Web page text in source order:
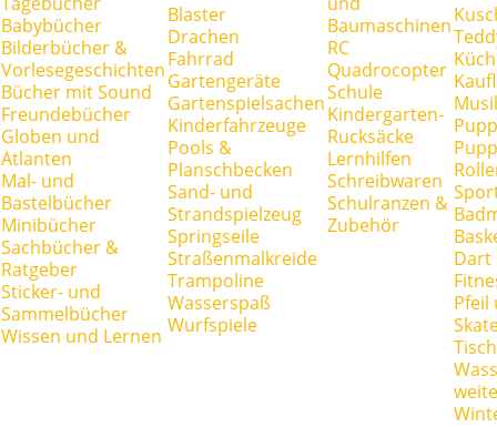
Babybücher
Bilderbücher &
Vorlesegeschichten
Bücher mit Sound
Freundebücher
Globen und
Atlanten
Mal- und
Bastelbücher
Minibücher
Sachbücher &
Ratgeber
Sticker- und
Sammelbücher
Wissen und Lernen
Blaster
Drachen
Fahrrad
Gartengeräte
Gartenspielsachen
Kinderfahrzeuge
Pools &
Planschbecken
Sand- und
Strandspielzeug
Springseile
Straßenmalkreide
Trampoline
Wasserspaß
Wurfspiele
Baumaschinen
RC
Quadrocopter
Schule
Kindergarten-
Rucksäcke
Lernhilfen
Schreibwaren
Schulranzen &
Zubehör
Dart
Pfeil